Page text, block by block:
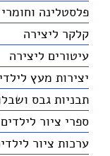
פלסטלינה
קלקר ליצירה
עיטורים ליצירה
יצירות מעץ
תבניות גבס
ספרי ציור לילדים
ערכות ציור